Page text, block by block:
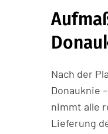
Nach der
Donauknie
nimmt alle
Lieferung